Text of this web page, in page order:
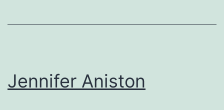
Jennifer Aniston